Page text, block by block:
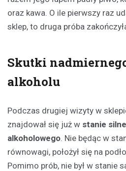
oraz kawa. O ile pierwszy raz
sklep, to druga próba
Skutki
alkoholu
Podczas drugiej wizyty w
znajdował się już w stanie
alkoholowego. Nie będąc w
równowagi, położył się na
Pomimo prób, nie był w stanie